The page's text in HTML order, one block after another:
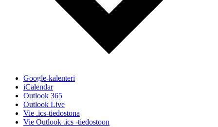
Google-kalenteri
iCalendar
Outlook 365
Outlook Live
Vie .ics-tiedostona
Vie Outlook .ics -tiedostoon